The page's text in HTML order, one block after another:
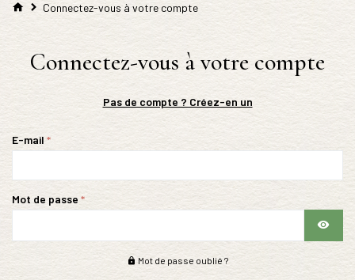
Connectez-vous à votre compte
Connectez-vous à votre compte
Pas de compte ? Créez-en un
E-mail
Mot de passe
Mot de passe oublié ?